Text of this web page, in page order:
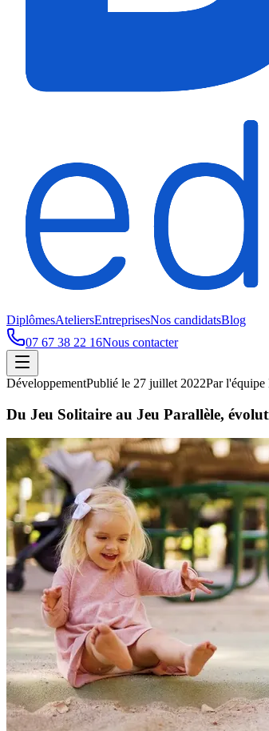
DiplômesAteliersEntreprisesNos candidatsBlog
07 67 38 22 16Nous contacter
DéveloppementPublié le 27 juillet 2022Parl'équipe
Du Jeu Solitaire au Jeu Parallèle,